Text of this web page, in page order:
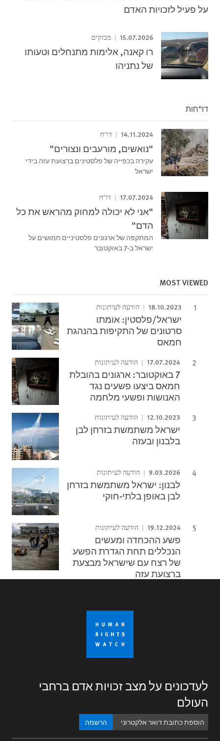
על פעיל לזכויות האדם
15.07.2026 מבזקים
רו קאנה, אלימות מתנחלים וטעותו
של נתניהו
דו"חות
14.11.2024 דו"ח
"נואשים, מורעבים ונצורים"
עקירה בכפייה של פלסטינים ברצועת עזה בידי
ישראל
17.07.2024 דו"ח
"אני לא יכולה למחוק מהראש את כל
הדם"
המתקפה של ארגונים פלסטיניים חמושים על
ישראל ב-7 באוקטובר
MOST VIEWED
18.10.2023 הודעה לעיתונות
ישראל/פלסטין: אומתו
סרטונים של התקיפות בהנהגת
חמאס
17.07.2024 הודעה לעיתונות
7 באוקטובר: ארגונים בהובלת
חמאס ביצעו פשעים נגד
האנושות ופשעי מלחמה
12.10.2023 הודעה לעיתונות
ישראל משתמשת בזרחן לבן
בלבנון ובעזה
9.03.2026 הודעה לעיתונות
לבנון: ישראל משתמשת בזרחן
לבן באופן בלתי-חוקי
19.12.2024 הודעה לעיתונות
פשע ההכחדה ומעשים
הנכללים תחת הגדרת הפשע
של רצח עם שישראל מבצעת
ברצועת עזה
לעדכונים על מצב זכויות אדם ברחבי
העולם
הרשמה